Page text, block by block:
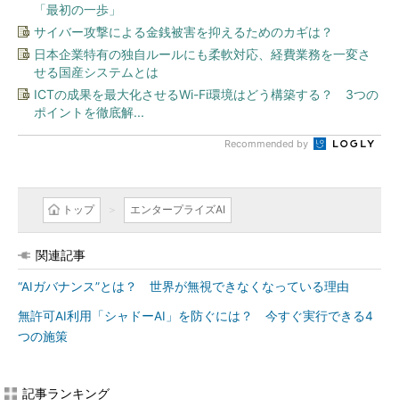
「最初の一歩」
サイバー攻撃による金銭被害を抑えるためのカギは？
日本企業特有の独自ルールにも柔軟対応、経費業務を一変さ
せる国産システムとは
ICTの成果を最大化させるWi-Fi環境はどう構築する？ 3つの
ポイントを徹底解...
Recommended by
トップ エンタープライズAI
関連記事
“AIガバナンス”とは？ 世界が無視できなくなっている理由
無許可AI利用「シャドーAI」を防ぐには？ 今すぐ実行できる4
つの施策
記事ランキング